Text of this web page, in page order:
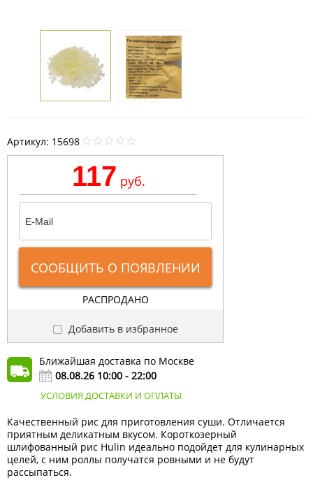
Артикул: 15698
117 руб.
СООБЩИТЬ О ПОЯВЛЕНИИ
РАСПРОДАНО
Добавить в избранное
Ближайшая доставка по Москве
08.08.26 10:00 - 22:00
УСЛОВИЯ ДОСТАВКИ И ОПЛАТЫ
Качественный рис для приготовления суши. Отличается
приятным деликатным вкусом. Короткозерный
шлифованный рис Hulin идеально подойдет для кулинарных
целей, с ним роллы получатся ровными и не будут
рассыпаться.